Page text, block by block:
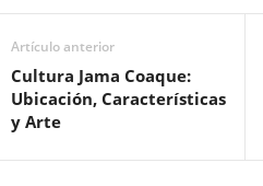
Artículo anterior
Cultura Jama Coaque:
Ubicación, Características
y Arte